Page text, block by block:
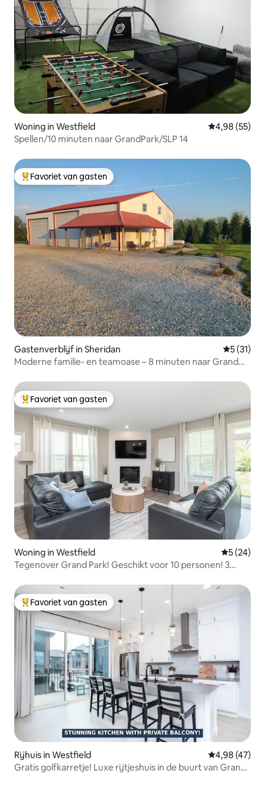
Woning in Westfield Gemiddelde
4,98 (55)
Spellen/10 minuten naar GrandPark/SLP 14
Topfavoriet van gasten
Favoriet van gasten
Gastenverblijf in Sheridan
5 (31)
Moderne familie- en teamoase – 8 minuten naar Grand
Topfavoriet van gasten
Favoriet van gasten
Woning in Westfield
5 (24)
Tegenover Grand Park! Geschikt voor 10 personen! 3
Topfavoriet van gasten
Favoriet van gasten
Rijhuis in Westfield Gemiddelde
4,98 (47)
Gratis golfkarretje! Luxe rijtjeshuis in de buurt van Grand